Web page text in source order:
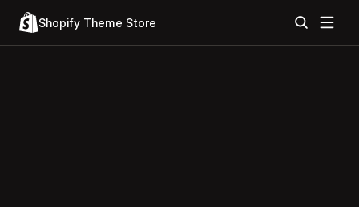
Shopify Theme Store